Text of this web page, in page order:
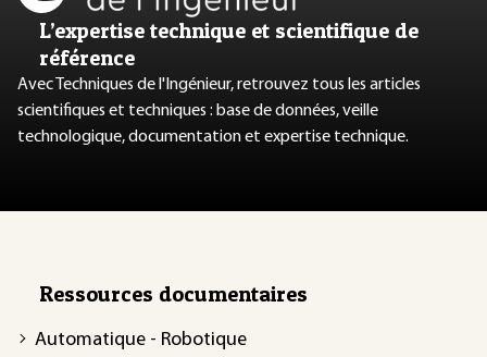
L’expertise technique et scientifique de
référence
Avec Techniques de l'Ingénieur, retrouvez tous les articles
scientifiques et techniques : base de données, veille
technologique, documentation et expertise technique.
Ressources documentaires
Automatique - Robotique